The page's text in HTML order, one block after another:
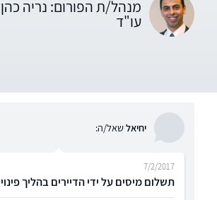
מנהל/ת הפורום: נריה
עו"ד
יחיאלשאל/ה:
תשלום מיסים על ידי הדיירים בהליך פינוי
7/2/2017